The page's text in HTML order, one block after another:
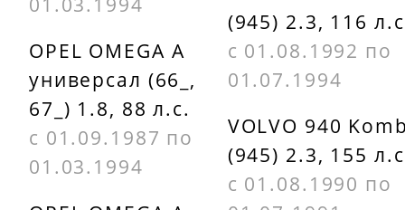
OPEL OMEGA A
универсал (66_,
67_) 1.8, 88 л.с.
с 01.09.1987 по
01.03.1994
(945) 2.3, 116
с 01.08.1992 по
01.07.1994
VOLVO 940
(945) 2.3, 155
с 01.08.1990 по